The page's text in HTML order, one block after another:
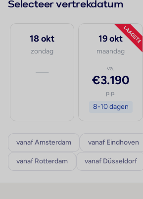
Selecteer vertrekdatum
18 okt
zondag
—
LAAGSTE
19 okt
maandag
va.
€3.190
p.p.
8-10 dagen
vanaf Amsterdam vanaf Eindhoven
vanaf Rotterdam vanaf Düsseldorf